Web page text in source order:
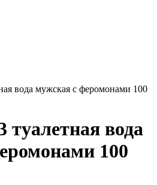
вода мужская с феромонами 100
вода
100